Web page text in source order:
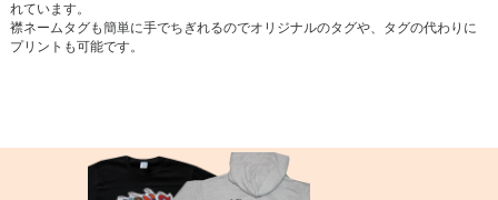
れています。
襟ネームタグも簡単に手でちぎれるのでオリジナルのタグや、タグの代わりに
プリントも可能です。